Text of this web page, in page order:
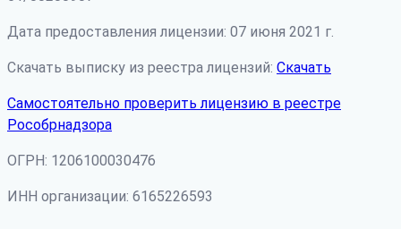
Дата предоставления лицензии: 07 июня 2021 г.
Скачать выписку из реестра лицензий: Скачать
Самостоятельно проверить лицензию в реестре
Рособрнадзора
ОГРН: 1206100030476
ИНН организации: 6165226593